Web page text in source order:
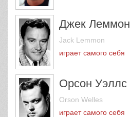
Джек Леммон
Jack Lemmon
играет самого себя
Орсон Уэллс
Orson Welles
играет самого себя